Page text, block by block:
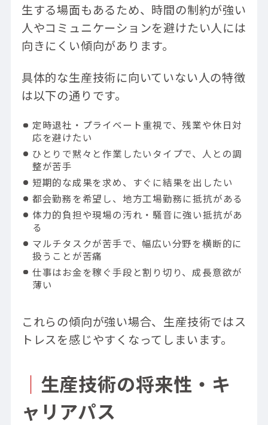
生する場面もあるため、時間の制約が強い
人やコミュニケーションを避けたい人には
向きにくい傾向があります。
具体的な生産技術に向いていない人の特徴
は以下の通りです。
定時退社・プライベート重視で、残業や休日対
応を避けたい
ひとりで黙々と作業したいタイプで、人との調
整が苦手
短期的な成果を求め、すぐに結果を出したい
都会勤務を希望し、地方工場勤務に抵抗がある
体力的負担や現場の汚れ・騒音に強い抵抗があ
る
マルチタスクが苦手で、幅広い分野を横断的に
扱うことが苦痛
仕事はお金を稼ぐ手段と割り切り、成長意欲が
薄い
これらの傾向が強い場合、生産技術ではス
トレスを感じやすくなってしまいます。
｜ 生産技術の将来性・キ
ャリアパス